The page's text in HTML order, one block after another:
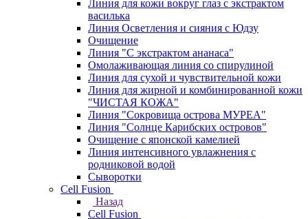
Линия для кожи вокруг глаз с экстрактом
василька
Линия Осветления и сияния с Юдзу
Очищение
Линия "С экстрактом ананаса"
Омолаживающая линия со спирулиной
Линия для сухой и чувствительной кожи
Линия для жирной и комбинированной кожи
"ЧИСТАЯ КОЖА"
Линия "Сокровища острова МУРЕА"
Линия "Солнце Карибских островов"
Очищение с японской камелией
Линия интенсивного увлажнения с
родниковой водой
Сыворотки
Cell Fusion
Назад
Cell Fusion